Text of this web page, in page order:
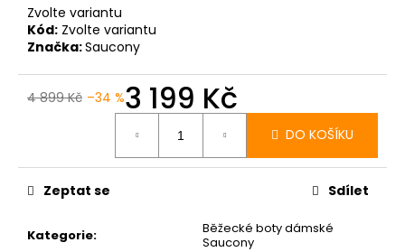
Zvolte variantu
Kód: Zvolte variantu
Značka:Saucony
4 899 Kč –34 %3 199 Kč
DO KOŠÍKU
Kategorie:
Běžecké boty dámské
Saucony
Zeptat se Sdílet
599
Kč
Původně:
1
990
Kč